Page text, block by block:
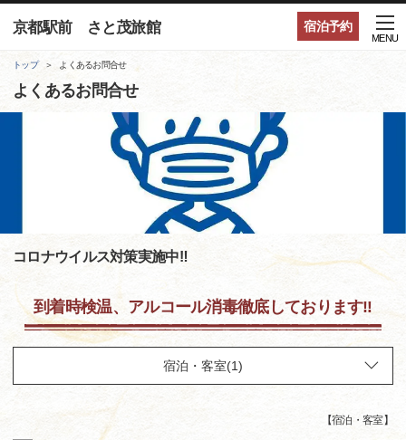
宿泊予約
京都駅前 さと茂旅館
MENU
トップ よくあるお問合せ
よくあるお問合せ
コロナウイルス対策実施中‼
到着時検温、アルコール消毒徹底しております‼
【宿泊・客室】